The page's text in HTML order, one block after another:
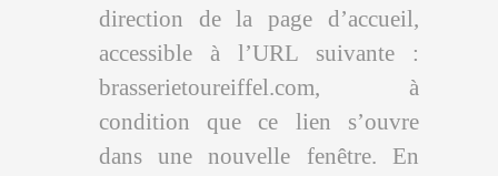
direction de la page d’accueil,
accessible à l’URL suivante :
brasserietoureiffel.com, à
condition que ce lien s’ouvre
dans une nouvelle fenêtre. En